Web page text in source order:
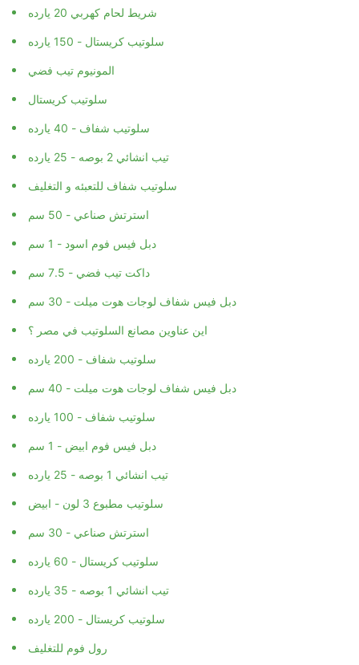
شريط لحام كهربي 20 يارده
سلوتيب كريستال - 150 يارده
المونيوم تيب فضي
سلوتيب كريستال
سلوتيب شفاف - 40 يارده
تيب انشائي 2 بوصه - 25 يارده
سلوتيب شفاف للتعبئه و التغليف
استرتش صناعي - 50 سم
دبل فيس فوم اسود - 1 سم
داكت تيب فضي - 7.5 سم
دبل فيس شفاف لوجات هوت ميلت - 30 سم
اين عناوين مصانع السلوتيب في مصر ؟
سلوتيب شفاف - 200 يارده
دبل فيس شفاف لوجات هوت ميلت - 40 سم
سلوتيب شفاف - 100 يارده
دبل فيس فوم ابيض - 1 سم
تيب انشائي 1 بوصه - 25 يارده
سلوتيب مطبوع 3 لون - ابيض
استرتش صناعي - 30 سم
سلوتيب كريستال - 60 يارده
تيب انشائي 1 بوصه - 35 يارده
سلوتيب كريستال - 200 يارده
رول فوم للتغليف